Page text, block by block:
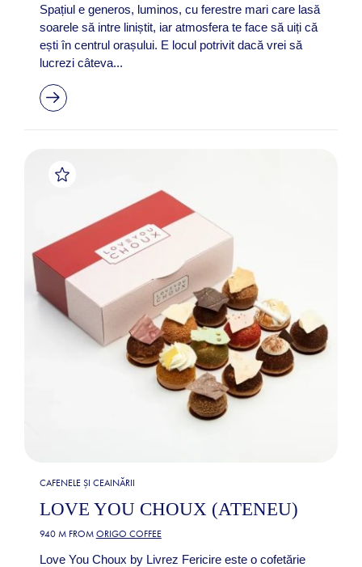
Spațiul e generos, luminos, cu ferestre mari care lasă
soarele să intre liniștit, iar atmosfera te face să uiți că
ești în centrul orașului. E locul potrivit dacă vrei să
lucrezi câteva...
CAFENELE ȘI CEAINĂRII
LOVE YOU CHOUX (ATENEU)
940 M FROM ORIGO COFFEE
Love You Choux by Livrez Fericire este o cofetărie